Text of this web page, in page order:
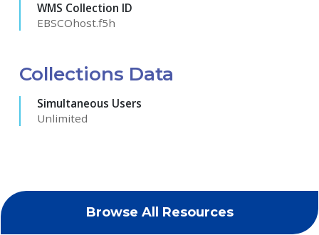
Browse All Resources
WMS Collection ID
EBSCOhost.f5h
Collections Data
Simultaneous Users
Unlimited